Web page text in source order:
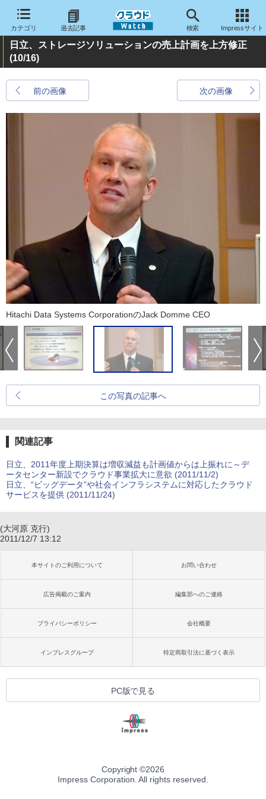
カテゴリ 過去記事 検索 Impressサイト
日立、ストレージソリューションの売上計画を上方修正
(10/16)
前の画像 次の画像
Hitachi Data Systems CorporationのJack Domme CEO
この写真の記事へ
関連記事
日立、2011年度上期決算は増収減益も計画値からは上振れに～デ
ータセンター新設でクラウド事業拡大に意欲 (2011/11/2)
日立、“ビッグデータ”や社会インフラシステムに対応したクラウド
サービスを提供 (2011/11/24)
(大河原 克行)
2011/12/7 13:12
本サイトのご利用について お問い合わせ
広告掲載のご案内 編集部へのご連絡
プライバシーポリシー 会社概要
インプレスグループ 特定商取引法に基づく表示
PC版で見る
Copyright ©2026
Impress Corporation. All rights reserved.